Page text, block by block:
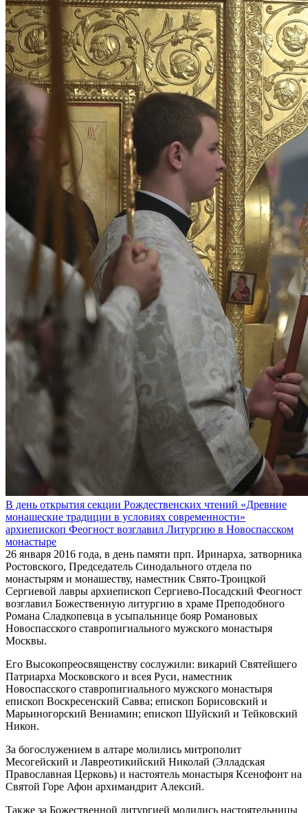
В день открытия секции Рождественских чтений «Древние
монашеские традиции в условиях современности»
архиепископ Феогност возглавил Литургию в Новоспасском
монастыре
26 января 2016 года, в день памяти прп. Иринарха, затворника
Ростовского, Председатель Синодального отдела по
монастырям и монашеству, наместник Свято-Троицкой
Сергиевой лавры архиепископ Сергиево-Посадский Феогност
возглавил Божественную литургию в храме Преподобного
Романа Сладкопевца в усыпальнице бояр Романовых
Новоспасского ставропигиального мужского монастыря
Москвы.
Его Высокопреосвященству сослужили: викарий Святейшего
Патриарха Московского и всея Руси, наместник
Новоспасского ставропигиального мужского монастыря
епископ Воскресенский Савва; епископ Борисовский и
Марьиногорский Вениамин; епископ Шуйский и Тейковский
Никон.
За богослужением в алтаре молились митрополит
Месогейский и Лавреотикийский Николай (Элладская
Православная Церковь) и настоятель монастыря Ксенофонт на
Святой Горе Афон архимандрит Алексий.
Также за Божественной литургией молились настоятельницы